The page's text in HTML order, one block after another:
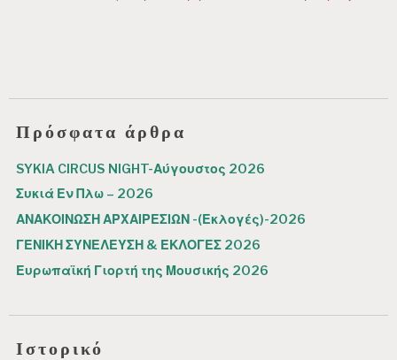
Πρόσφατα άρθρα
SYKIA CIRCUS NIGHT-Αύγουστος 2026
Συκιά Εν Πλω – 2026
ΑΝΑΚΟΙΝΩΣΗ ΑΡΧΑΙΡΕΣΙΩΝ -(Εκλογές)-2026
ΓΕΝΙΚΗ ΣΥΝΕΛΕΥΣΗ & ΕΚΛΟΓΕΣ 2026
Ευρωπαϊκή Γιορτή της Μουσικής 2026
Ιστορικό